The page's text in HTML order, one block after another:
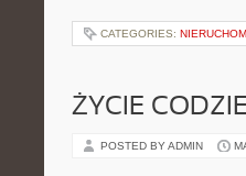
CATEGORIES:
ŻYCIE
POSTED BY ADMIN